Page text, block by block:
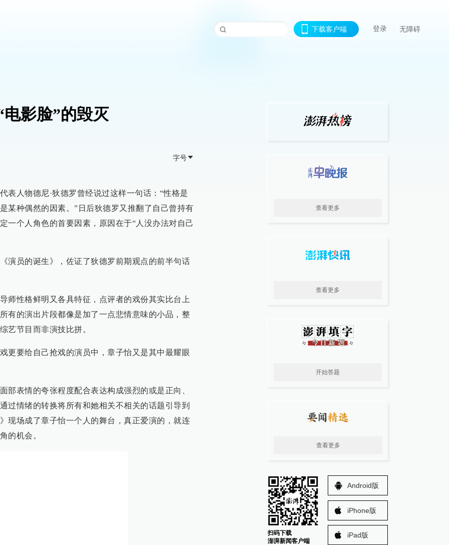
下载客户端 登录 无障碍
影脸”的毁灭
字号
表人物德尼·狄德罗曾经说过这样一句话：“性格是
某种偶然的因素。”日后狄德罗又推翻了自己曾持有
一个人角色的首要因素，原因在于“人没办法对自己
演员的诞生》，佐证了狄德罗前期观点的前半句话
师性格鲜明又各具特征，点评者的戏份其实比台上
有的演出片段都像是加了一点悲情意味的小品，整
艺节目而非演技比拼。
更要给自己抢戏的演员中，章子怡又是其中最耀眼
部表情的夸张程度配合表达构成强烈的或是正向、
过情绪的转换将所有和她相关不相关的话题引导到
现场成了章子怡一个人的舞台，真正爱演的，就连
的机会。
查看更多
查看更多
开始答题
查看更多
扫码下载
澎湃新闻客户端
Android版
iPhone版
iPad版